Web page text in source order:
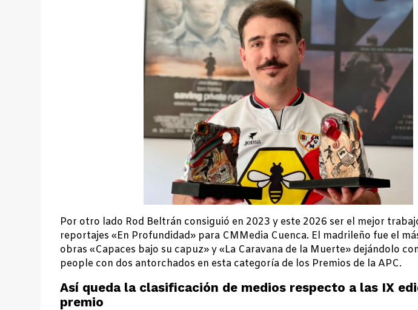
Por otro lado Rod Beltrán consiguió en 2023 y este 2026 ser el mejor
reportajes «En Profundidad» para CMMedia Cuenca. El madrileño fue el
obras «Capaces bajo su capuz» y «La Caravana de la Muerte» dejándolo
people con dos antorchados en esta categoría de los Premios de la APC.
Así queda la clasificación de medios respecto a las IX
premio